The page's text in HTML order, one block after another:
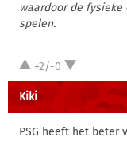
waardoor de fysieke
spelen.
+2/-0
Kiki
PSG heeft het beter